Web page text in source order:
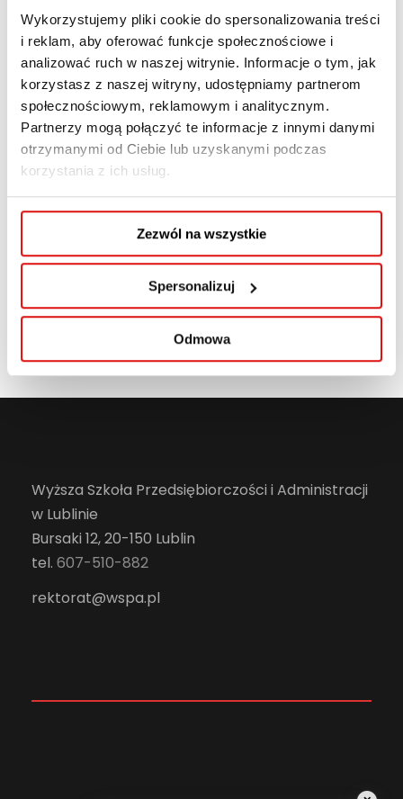
Wykorzystujemy pliki cookie do spersonalizowania treści
i reklam, aby oferować funkcje społecznościowe i
analizować ruch w naszej witrynie. Informacje o tym, jak
korzystasz z naszej witryny, udostępniamy partnerom
społecznościowym, reklamowym i analitycznym.
Partnerzy mogą połączyć te informacje z innymi danymi
otrzymanymi od Ciebie lub uzyskanymi podczas
korzystania z ich usług.
Zezwól na wszystkie
Spersonalizuj
Odmowa
POPRZEDNI WPIS
NASTĘPNY WPIS
Wyższa Szkoła Przedsiębiorczości i Administracji
w Lublinie
Bursaki 12, 20-150 Lublin
tel. 607-510-882
rektorat@wspa.pl